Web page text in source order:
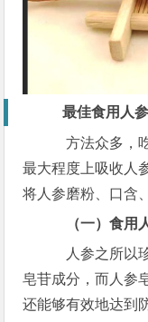
最佳食用人
方法众多，
最大程度上吸收人
将人参磨粉、口含
（一）食用
人参之所以
皂苷成分，而人参
还能够有效地达到